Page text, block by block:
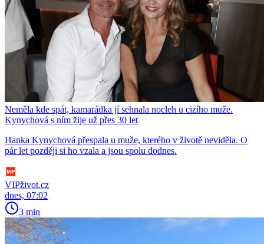
Neměla kde spát, kamarádka jí sehnala nocleh u cizího muže.
Kynychová s ním žije už přes 30 let
Hanka Kynychová přespala u muže, kterého v životě neviděla. O
pár let později si ho vzala a jsou spolu dodnes.
VIPživot.cz
dnes, 07:02
3 min